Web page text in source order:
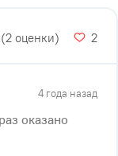
(2 оценки) 2
4 года назад
оказано